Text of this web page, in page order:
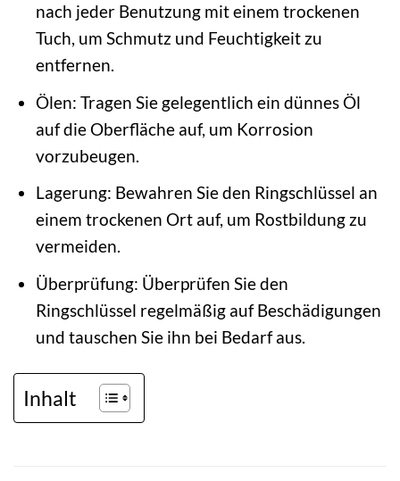
nach jeder Benutzung mit einem trockenen
Tuch, um Schmutz und Feuchtigkeit zu
entfernen.
Ölen: Tragen Sie gelegentlich ein dünnes Öl
auf die Oberfläche auf, um Korrosion
vorzubeugen.
Lagerung: Bewahren Sie den Ringschlüssel an
einem trockenen Ort auf, um Rostbildung zu
vermeiden.
Überprüfung: Überprüfen Sie den
Ringschlüssel regelmäßig auf Beschädigungen
und tauschen Sie ihn bei Bedarf aus.
Inhalt